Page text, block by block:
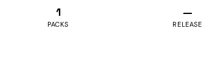
1
PACKS
—
RELEASE